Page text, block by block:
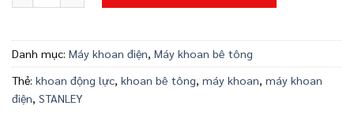
Danh mục: Máy khoan điện, Máy khoan bê tông
Thẻ: khoan động lực, khoan bê tông, máy khoan, máy khoan
điện, STANLEY